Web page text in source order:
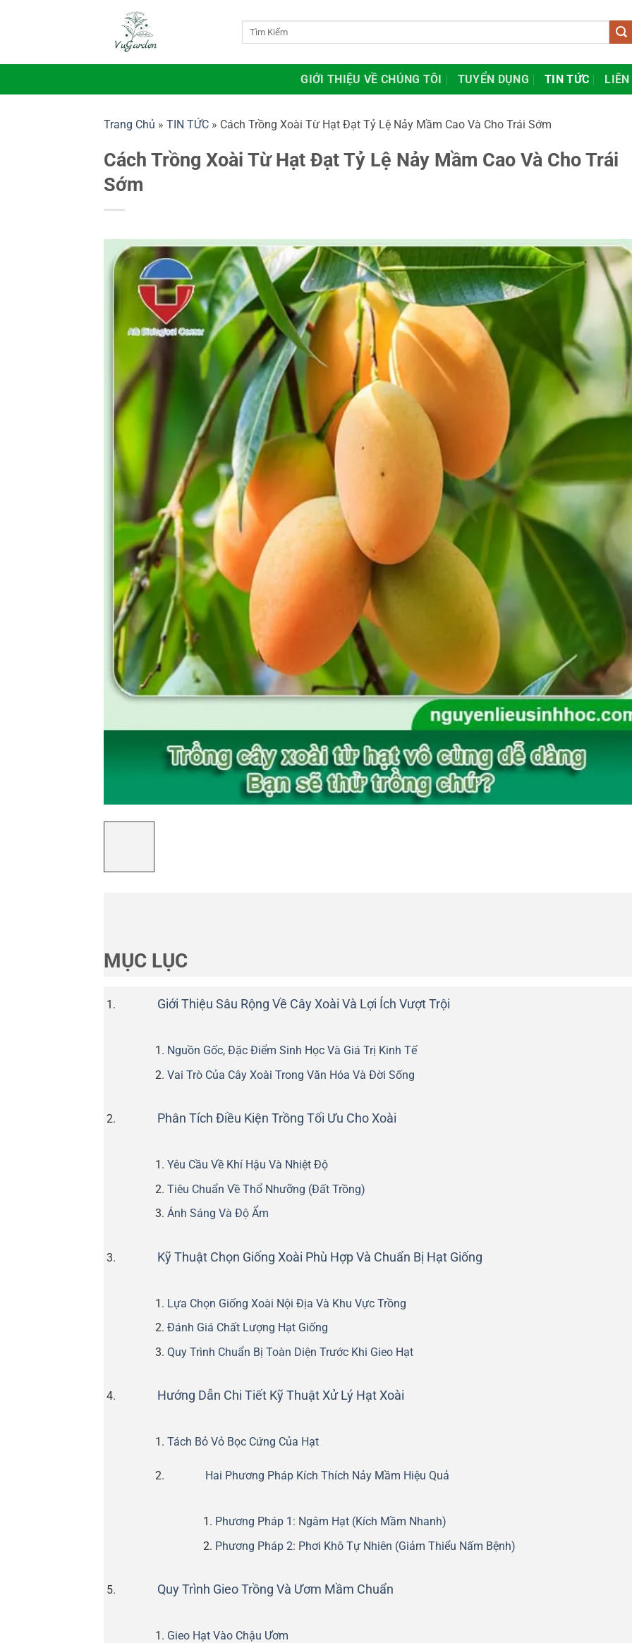
dung
GIỚI THIỆU VỀ CHÚNG TÔI TUYỂN DỤNG TIN TỨC LIÊN
Trang Chủ » TIN TỨC » Cách Trồng Xoài Từ Hạt Đạt Tỷ Lệ Nảy Mầm Cao Và Cho Trái Sớm
Cách Trồng Xoài Từ Hạt Đạt Tỷ Lệ Nảy Mầm Cao Và Cho Trái
Sớm
MỤC LỤC
Giới Thiệu Sâu Rộng Về Cây Xoài Và Lợi Ích Vượt Trội
Nguồn Gốc, Đặc Điểm Sinh Học Và Giá Trị Kinh Tế
Vai Trò Của Cây Xoài Trong Văn Hóa Và Đời Sống
Phân Tích Điều Kiện Trồng Tối Ưu Cho Xoài
Yêu Cầu Về Khí Hậu Và Nhiệt Độ
Tiêu Chuẩn Về Thổ Nhưỡng (Đất Trồng)
Ánh Sáng Và Độ Ẩm
Kỹ Thuật Chọn Giống Xoài Phù Hợp Và Chuẩn Bị Hạt Giống
Lựa Chọn Giống Xoài Nội Địa Và Khu Vực Trồng
Đánh Giá Chất Lượng Hạt Giống
Quy Trình Chuẩn Bị Toàn Diện Trước Khi Gieo Hạt
Hướng Dẫn Chi Tiết Kỹ Thuật Xử Lý Hạt Xoài
Tách Bỏ Vỏ Bọc Cứng Của Hạt
Hai Phương Pháp Kích Thích Nảy Mầm Hiệu Quả
Phương Pháp 1: Ngâm Hạt (Kích Mầm Nhanh)
Phương Pháp 2: Phơi Khô Tự Nhiên (Giảm Thiểu Nấm Bệnh)
Quy Trình Gieo Trồng Và Ươm Mầm Chuẩn
Gieo Hạt Vào Chậu Ươm